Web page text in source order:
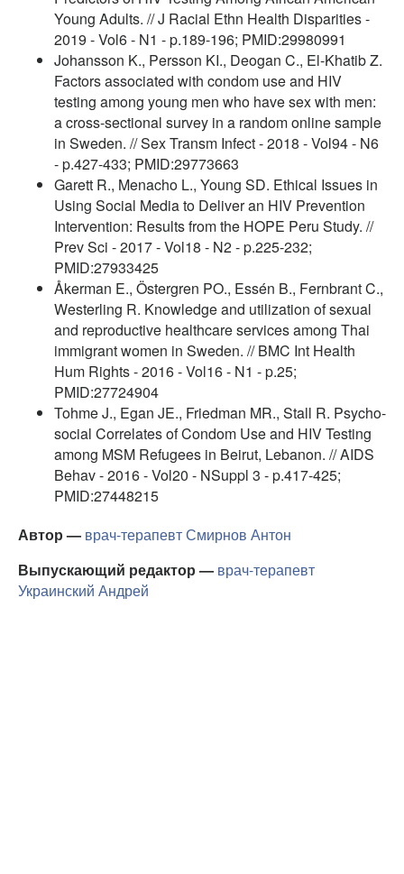
Young Adults. // J Racial Ethn Health Disparities -
2019 - Vol6 - N1 - p.189-196; PMID:29980991
Johansson K., Persson KI., Deogan C., El-Khatib Z.
Factors associated with condom use and HIV
testing among young men who have sex with men:
a cross-sectional survey in a random online sample
in Sweden. // Sex Transm Infect - 2018 - Vol94 - N6
- p.427-433; PMID:29773663
Garett R., Menacho L., Young SD. Ethical Issues in
Using Social Media to Deliver an HIV Prevention
Intervention: Results from the HOPE Peru Study. //
Prev Sci - 2017 - Vol18 - N2 - p.225-232;
PMID:27933425
Åkerman E., Östergren PO., Essén B., Fernbrant C.,
Westerling R. Knowledge and utilization of sexual
and reproductive healthcare services among Thai
immigrant women in Sweden. // BMC Int Health
Hum Rights - 2016 - Vol16 - N1 - p.25;
PMID:27724904
Tohme J., Egan JE., Friedman MR., Stall R. Psycho-
social Correlates of Condom Use and HIV Testing
among MSM Refugees in Beirut, Lebanon. // AIDS
Behav - 2016 - Vol20 - NSuppl 3 - p.417-425;
PMID:27448215
Автор — врач-терапевтСмирнов Антон
Выпускающий редактор — врач-терапевт
Украинский Андрей